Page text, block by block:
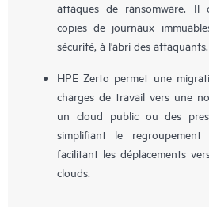
attaques de ransomware. Il
copies de journaux
sécurité, à l'abri des attaquants.
HPE Zerto permet une
charges de travail vers une
un cloud public ou des
simplifiant le
facilitant les déplacements
clouds.